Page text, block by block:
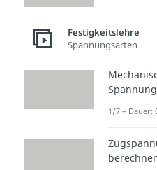
Die
oder als
Sie
bei
Festigkeitslehre
Spannungsarten
1/7 – Dauer: